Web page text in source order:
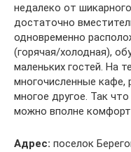
недалеко от
достаточно
одновременно
(горячая/холодная),
маленьких гостей. На
многочисленные кафе,
многое другое. Так
можно вполне
Адрес: поселок